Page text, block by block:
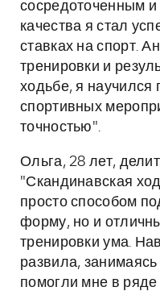
сосредоточенным
качества я стал
ставках на спорт.
тренировки и
ходьбе, я научился
спортивных
точностью".
Ольга, 28 лет,
"Скандинавская
просто способом
форму, но и
тренировки ума.
развила,
помогли мне в ряде